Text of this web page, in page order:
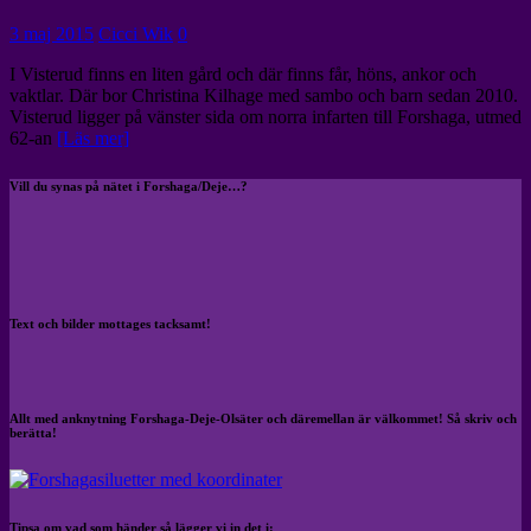
3 maj 2015 Cicci Wik 0
I Visterud finns en liten gård och där finns får, höns, ankor och
vaktlar. Där bor Christina Kilhage med sambo och barn sedan 2010.
Visterud ligger på vänster sida om norra infarten till Forshaga, utmed
62-an [Läs mer]
Vill du synas på nätet i Forshaga/Deje…?
Text och bilder mottages tacksamt!
Allt med anknytning Forshaga-Deje-Olsäter och däremellan är välkommet! Så skriv och
berätta!
Tipsa om vad som händer så lägger vi in det i: